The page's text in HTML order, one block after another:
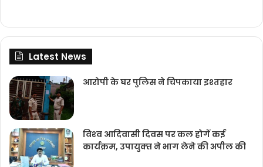
Latest News
आरोपी के घर पुलिस ने चिपकाया इश्तहार
विश्‍व आदिवासी दिवस पर कल होगें कई
कार्यक्रम, उपायुक्‍त ने भाग लेने की अपील की